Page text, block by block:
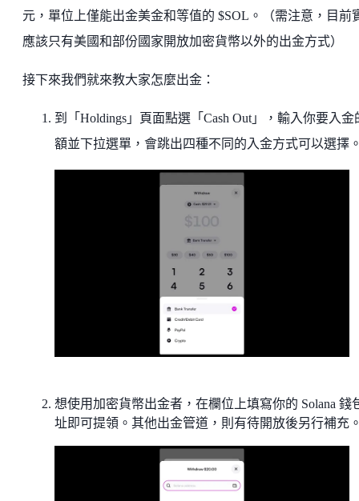
元，單位上僅能出金美金和等值的 $SOL。（需注意，目前
應該只有美國和部份國家開放加密貨幣以外的出金方式）
接下來我們就來教大家怎麼出金：
到「Holdings」頁面點選「Cash Out」，輸入你要入金
額並下拉選單，會跳出四種不同的入金方式可以選擇
想使用加密貨幣出金者，在欄位上填寫你的 Solana 錢
址即可提領。其他出金管道，則有待開放後另行補充